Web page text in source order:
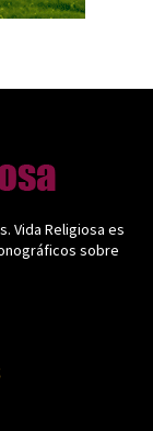
Vida Religiosa es
sobre